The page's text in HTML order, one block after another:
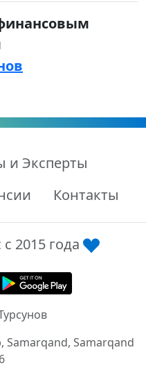
и Эксперты
Контакты
2015 года
Samarqand, Samarqand